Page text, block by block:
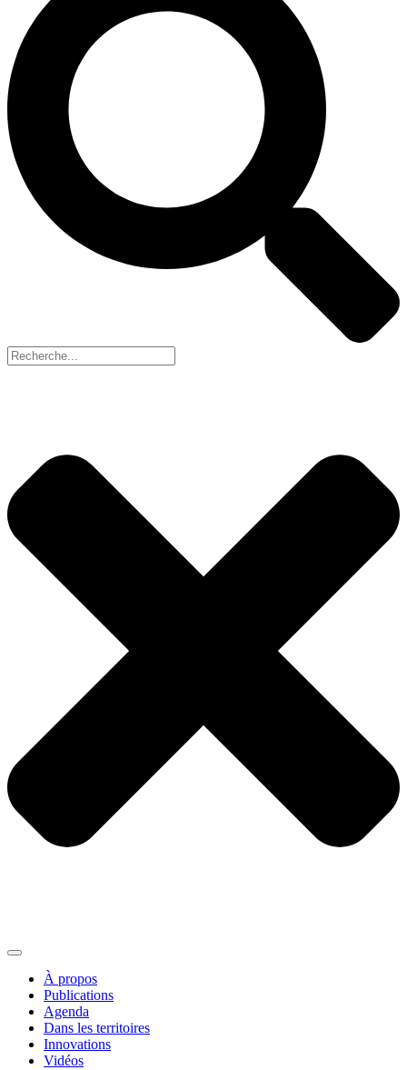
À propos
Publications
Agenda
Dans les territoires
Innovations
Vidéos